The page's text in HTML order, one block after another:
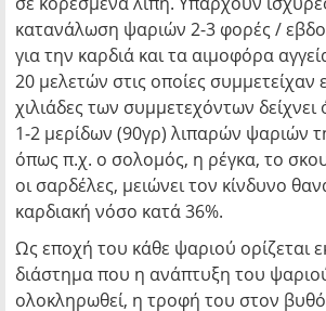
κατανάλωση ψαριών 2-3 φορές /
για την καρδιά και τα αιμοφόρα
20 μελετών στις οποίες συμμετείχαν
χιλιάδες των συμμετεχόντων
1-2 μερίδων (90γρ) λιπαρών ψαριών
όπως π.χ. ο σολομός, η ρέγκα, το
οι σαρδέλες, μειώνει τον κίνδυνο
καρδιακή νόσο κατά 36%.
Ως εποχή του κάθε ψαριού ορίζεται
διάστημα που η ανάπτυξη του
ολοκληρωθεί, η τροφή του στον